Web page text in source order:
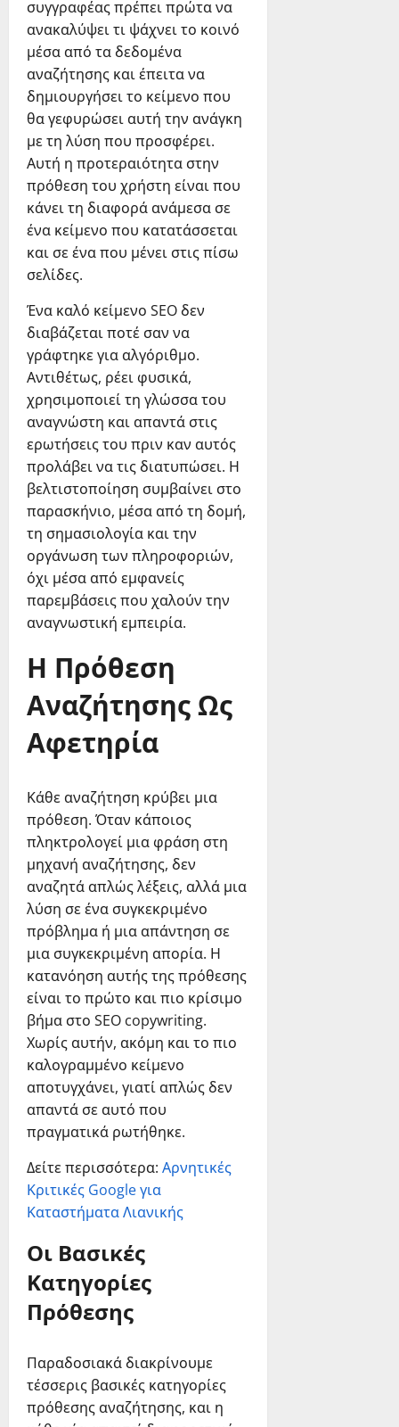
συγγραφέας πρέπει πρώτα να
ανακαλύψει τι ψάχνει το κοινό
μέσα από τα δεδομένα
αναζήτησης και έπειτα να
δημιουργήσει το κείμενο που
θα γεφυρώσει αυτή την ανάγκη
με τη λύση που προσφέρει.
Αυτή η προτεραιότητα στην
πρόθεση του χρήστη είναι που
κάνει τη διαφορά ανάμεσα σε
ένα κείμενο που κατατάσσεται
και σε ένα που μένει στις πίσω
σελίδες.
Ένα καλό κείμενο SEO δεν
διαβάζεται ποτέ σαν να
γράφτηκε για αλγόριθμο.
Αντιθέτως, ρέει φυσικά,
χρησιμοποιεί τη γλώσσα του
αναγνώστη και απαντά στις
ερωτήσεις του πριν καν αυτός
προλάβει να τις διατυπώσει. Η
βελτιστοποίηση συμβαίνει στο
παρασκήνιο, μέσα από τη δομή,
τη σημασιολογία και την
οργάνωση των πληροφοριών,
όχι μέσα από εμφανείς
παρεμβάσεις που χαλούν την
αναγνωστική εμπειρία.
Η Πρόθεση
Αναζήτησης Ως
Αφετηρία
Κάθε αναζήτηση κρύβει μια
πρόθεση. Όταν κάποιος
πληκτρολογεί μια φράση στη
μηχανή αναζήτησης, δεν
αναζητά απλώς λέξεις, αλλά μια
λύση σε ένα συγκεκριμένο
πρόβλημα ή μια απάντηση σε
μια συγκεκριμένη απορία. Η
κατανόηση αυτής της πρόθεσης
είναι το πρώτο και πιο κρίσιμο
βήμα στο SEO copywriting.
Χωρίς αυτήν, ακόμη και το πιο
καλογραμμένο κείμενο
αποτυγχάνει, γιατί απλώς δεν
απαντά σε αυτό που
πραγματικά ρωτήθηκε.
Δείτε περισσότερα: Αρνητικές
Κριτικές Google για
Καταστήματα Λιανικής
Οι Βασικές
Κατηγορίες
Πρόθεσης
Παραδοσιακά διακρίνουμε
τέσσερις βασικές κατηγορίες
πρόθεσης αναζήτησης, και η